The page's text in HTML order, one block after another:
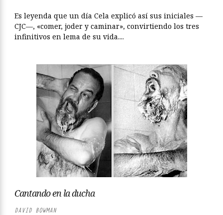
Es leyenda que un día Cela explicó así sus iniciales —
CJC—, «comer, joder y caminar», convirtiendo los tres
infinitivos en lema de su vida....
Cantando en la ducha
DAVID BOWMAN